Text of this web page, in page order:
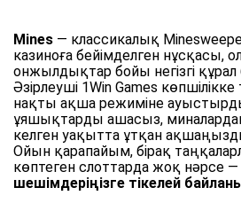
Mines — классикалық
казиноға бейімделген нұсқасы,
онжылдықтар бойы негізгі құрал
Әзірлеуші 1Win Games
нақты ақша режиміне
ұяшықтарды ашасыз,
келген уақытта ұтқан
Ойын қарапайым, бірақ
көптеген слоттарда жоқ нәрсе —
шешімдеріңізге тікелей